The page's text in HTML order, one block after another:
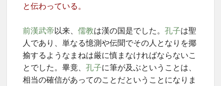
と伝わっている。
前漢武帝以来、 儒教は漢の国是でした。 孔子は聖
人であり、単なる憶測や伝聞でその人となりを揶
揄するようなまねは厳に慎まなければならないこ
とでした。畢竟、 孔子に筆が及ぶということは、
相当の確信があってのことだということになりま